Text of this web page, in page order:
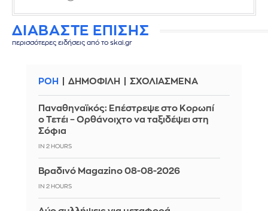
ΔΙΑΒΑΣΤΕ ΕΠΙΣΗΣ
περισσότερες ειδήσεις από το skai.gr
ΡΟΗ ΔΗΜΟΦΙΛΗ ΣΧΟΛΙΑΣΜΕΝΑ
Παναθηναϊκός: Επέστρεψε στο Κορωπί
ο Τετέι – Ορθάνοιχτο να ταξιδέψει στη
Σόφια
IN 2 HOURS
Βραδινό Magazino 08-08-2026
IN 2 HOURS